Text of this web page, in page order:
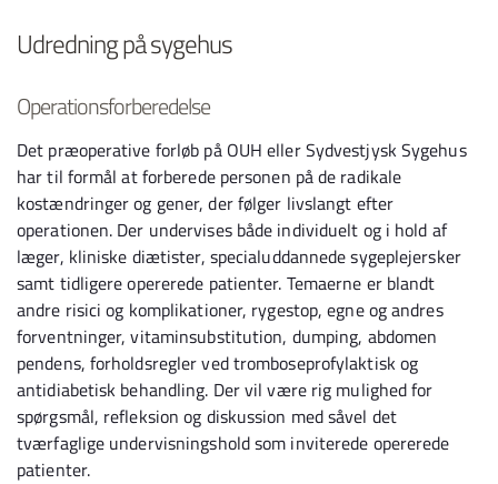
Udredning på sygehus
Operationsforberedelse
Det præoperative forløb på OUH eller Sydvestjysk Sygehus
har til formål at forberede personen på de radikale
kostændringer og gener, der følger livslangt efter
operationen. Der undervises både individuelt og i hold af
læger, kliniske diætister, specialuddannede sygeplejersker
samt tidligere opererede patienter. Temaerne er blandt
andre risici og komplikationer, rygestop, egne og andres
forventninger, vitaminsubstitution, dumping, abdomen
pendens, forholdsregler ved tromboseprofylaktisk og
antidiabetisk behandling. Der vil være rig mulighed for
spørgsmål, refleksion og diskussion med såvel det
tværfaglige undervisningshold som inviterede opererede
patienter.